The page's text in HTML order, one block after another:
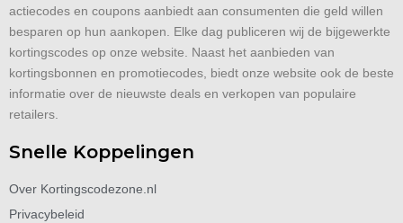
actiecodes en coupons aanbiedt aan consumenten die geld willen
besparen op hun aankopen. Elke dag publiceren wij de bijgewerkte
kortingscodes op onze website. Naast het aanbieden van
kortingsbonnen en promotiecodes, biedt onze website ook de beste
informatie over de nieuwste deals en verkopen van populaire
retailers.
Snelle Koppelingen
Over Kortingscodezone.nl
Privacybeleid